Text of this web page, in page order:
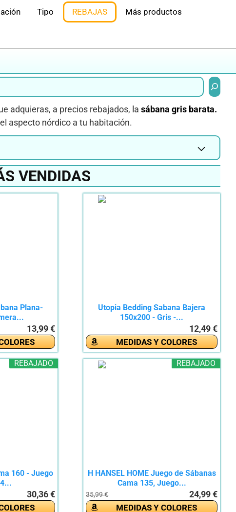
Tipo REBAJAS Más productos
Buscar
adquieras, a precios rebajados, la sábana gris barata.
aspecto nórdico a tu habitación.
VENDIDAS
Plana-
13,99 €
Utopia Bedding Sabana Bajera
150x200 - Gris -...
12,49 €
MEDIDAS Y COLORES
REBAJADO
160 - Juego
30,36 €
REBAJADO
H HANSEL HOME Juego de Sábanas
Cama 135, Juego...
35,99 € 24,99 €
MEDIDAS Y COLORES